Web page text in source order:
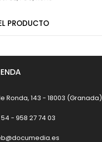
PRODUCTO
Ronda, 143 - 18003 (Granada)
- 958 27 74 03